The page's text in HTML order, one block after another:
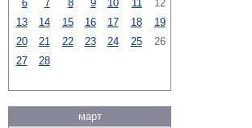
6 7 8 9 10 11
12
13
14 15 16 17 18
19
20
21 22 23 24 25
26
27
28
март